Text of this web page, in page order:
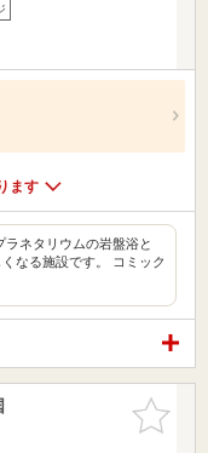
ます
ネタリウムの岩盤浴と
なる施設です。 コミック
お気に入
りに追加